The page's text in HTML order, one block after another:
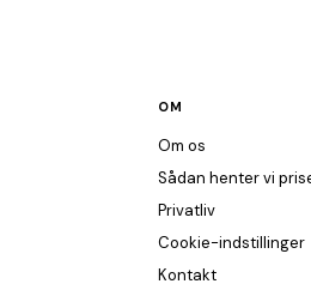
OM
Om os
Sådan henter vi
Privatliv
Cookie-indstillinger
Kontakt